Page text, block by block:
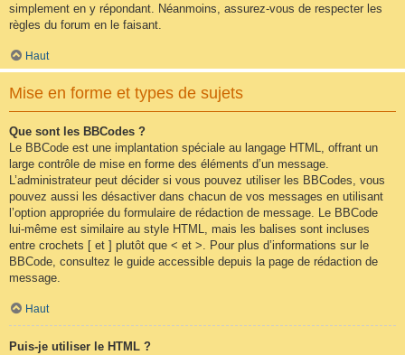
simplement en y répondant. Néanmoins, assurez-vous de respecter les
règles du forum en le faisant.
Haut
Mise en forme et types de sujets
Que sont les BBCodes ?
Le BBCode est une implantation spéciale au langage HTML, offrant un
large contrôle de mise en forme des éléments d’un message.
L’administrateur peut décider si vous pouvez utiliser les BBCodes, vous
pouvez aussi les désactiver dans chacun de vos messages en utilisant
l’option appropriée du formulaire de rédaction de message. Le BBCode
lui-même est similaire au style HTML, mais les balises sont incluses
entre crochets [ et ] plutôt que < et >. Pour plus d’informations sur le
BBCode, consultez le guide accessible depuis la page de rédaction de
message.
Haut
Puis-je utiliser le HTML ?